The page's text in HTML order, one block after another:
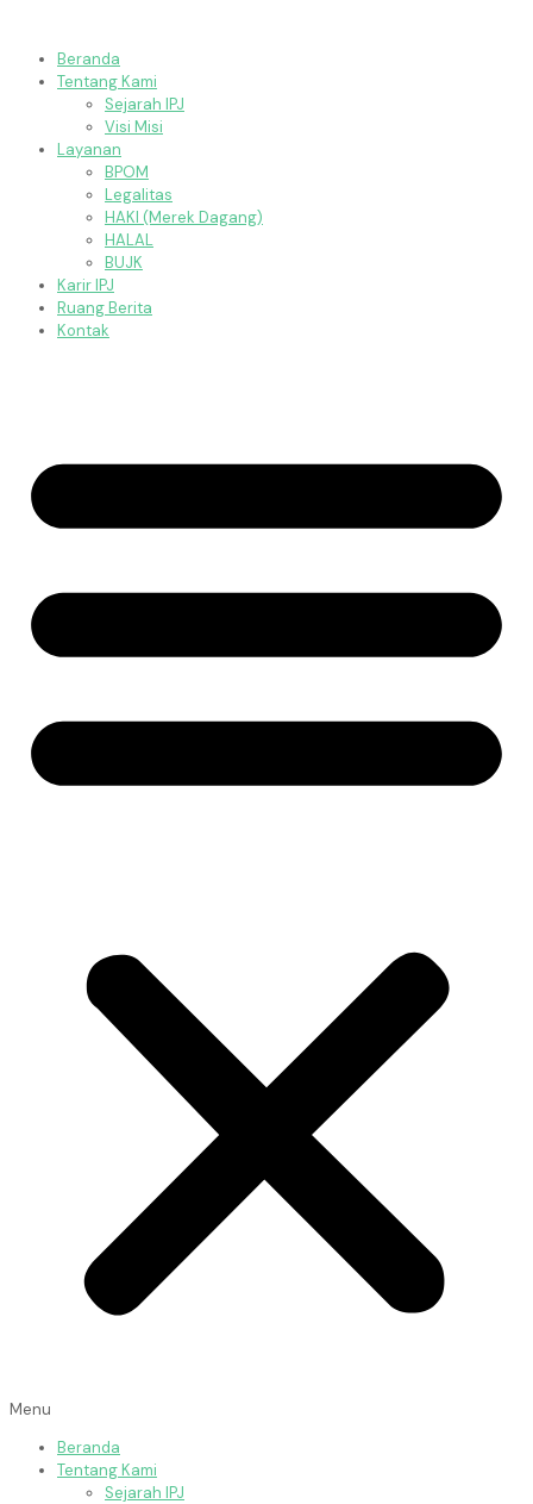
Beranda
Tentang Kami
Sejarah IPJ
Visi Misi
Layanan
BPOM
Legalitas
HAKI (Merek Dagang)
HALAL
BUJK
Karir IPJ
Ruang Berita
Kontak
Menu
Beranda
Tentang Kami
Sejarah IPJ